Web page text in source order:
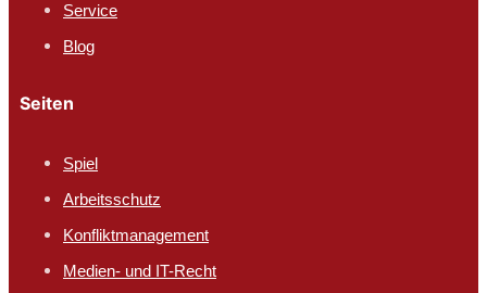
Service
Blog
Seiten
Spiel
Arbeitsschutz​
Konfliktmanagement
Medien- und IT-Recht